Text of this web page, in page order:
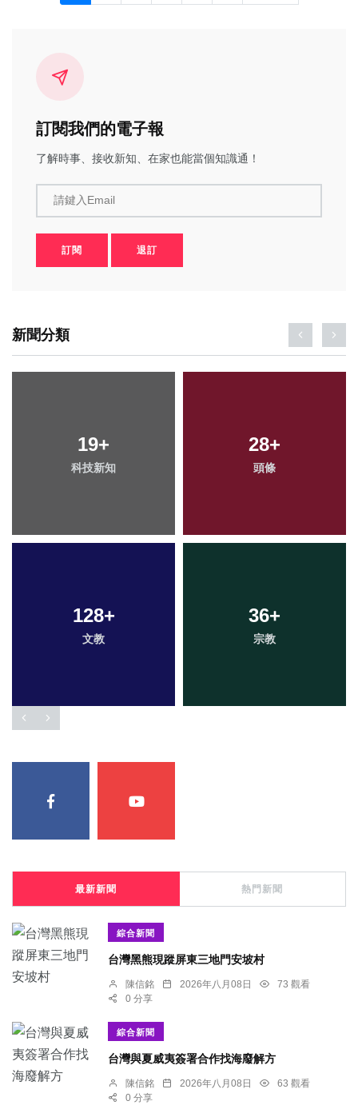
訂閱我們的電子報
了解時事、接收新知、在家也能當個知識通！
請鍵入Email
訂閱 退訂
新聞分類
19+
科技新知
28+
頭條
128+
文教
36+
宗教
最新新聞 熱門新聞
綜合新聞
台灣黑熊現蹤屏東三地門安坡村
陳信銘 2026年八月08日
73 觀看
0 分享
綜合新聞
台灣與夏威夷簽署合作找海廢解方
陳信銘 2026年八月08日
63 觀看
0 分享